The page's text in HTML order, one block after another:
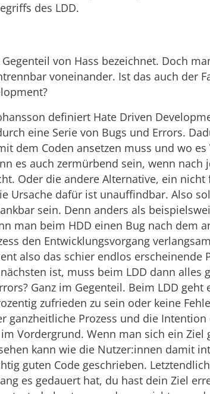
des LDD.
von Hass bezeichnet. Doch
voneinander. Ist das auch der
definiert Hate Driven
eine Serie von Bugs und Errors.
dem Coden ansetzen muss und wo es
es auch zermürbend sein, wenn nach
Oder die andere Alternative, ein
Ursache dafür ist unauffindbar. Also
sein. Denn anders als
man beim HDD einen Bug nach dem
den Entwicklungsvorgang
also das schier endlos erscheinende
ist, muss beim LDD dann alles
Ganz im Gegenteil. Beim LDD geht
zufrieden zu sein oder keine
ganzheitliche Prozess und die Intention
Vordergrund. Wenn man sich ein Ziel
kann wie die Nutzer:innen damit
guten Code geschrieben.
es gedauert hat, du hast dein Ziel